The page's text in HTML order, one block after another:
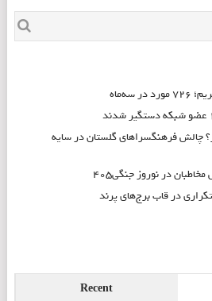
چالش فرهنگسراهای گلستان در سایه
در نوروز جنگی۴۰۵
در قاب برج‌های پرند
Recent